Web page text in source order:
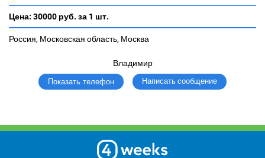
Цена: 30000 руб. за 1 шт.
Россия, Московская область, Москва
Владимир
Показать телефон Написать сообщение